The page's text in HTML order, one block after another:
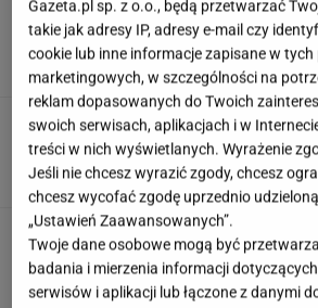
głos. Po tym, skąd
jest wysoki"
SUBSKRYPCJA
Rolnik zaorał nowy
Wcześniej rozwalał
"Źle rozumiany".
złą sławą białego chleba
Gazeta.pl sp. z o.o., będą przetwarzać
takie jak adresy IP, adresy e-mail czy
cookie lub inne informacje zapisane w tych
marketingowych, w szczególności na
reklam dopasowanych do Twoich
swoich serwisach, aplikacjach i w
treści w nich wyświetlanych. Wyrażenie
Jeśli nie chcesz wyrazić zgody, chcesz
chcesz wycofać zgodę uprzednio
„Ustawień Zaawansowanych”.
Twoje dane osobowe mogą być
badania i mierzenia informacji
serwisów i aplikacji lub łączone z danymi